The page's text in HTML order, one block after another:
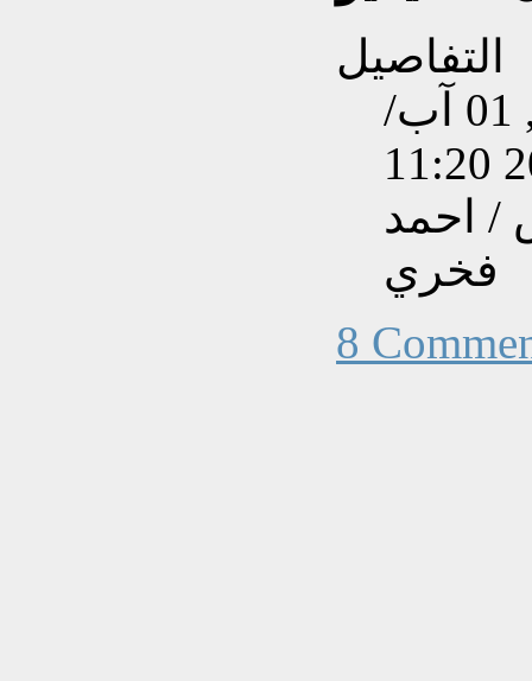
التفاصيل
تم إنشاءه بتاريخ السبت, 01 آب/
/ احمد
فخري
8